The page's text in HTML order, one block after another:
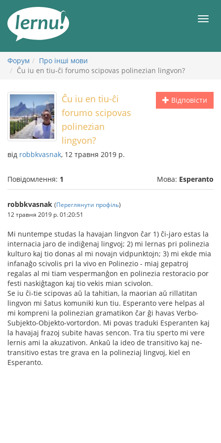
змісту
Форум
Про інші мови
Ĉu iu en tiu-ĉi forumo scipovas polinezian lingvon?
Відповісти
Ĉu iu en tiu-ĉi
forumo scipovas
polinezian
lingvon?
від robbkvasnak, 12 травня 2019 р.
Повідомлення: 1 Мова: Esperanto
robbkvasnak (Переглянути профіль)
12 травня 2019 р. 01:20:51
Mi nuntempe studas la havajan lingvon ĉar 1) ĉi-jaro estas la
internacia jaro de indiĝenaj lingvoj; 2) mi lernas pri polinezia
kulturo kaj tio donas al mi novajn vidpunktojn; 3) mi ekde mia
infanaĝo scivolis pri la vivo en Polinezio - miaj gepatroj
regalas al mi tiam vespermanĝon en polinezia restoracio por
festi naskiĝtagon kaj tio vekis mian scivolon.
Se iu ĉi-tie scipovas aŭ la tahitian, la maorian aŭ rillatitan
lingvon mi ŝatus komuniki kun tiu. Esperanto vere helpas al
mi kompreni la polinezian gramatikon ĉar ĝi havas Verbo-
Subjekto-Objekto-vortordon. Mi povas traduki Esperanten kaj
la havajaj frazoj subite havas sencon. Tra tiu sperto mi vere
lernis ami la akuzativon. Ankaŭ la ideo de transitivo kaj ne-
transitivo estas tre grava en la polineziaj lingvoj, kiel en
Esperanto.